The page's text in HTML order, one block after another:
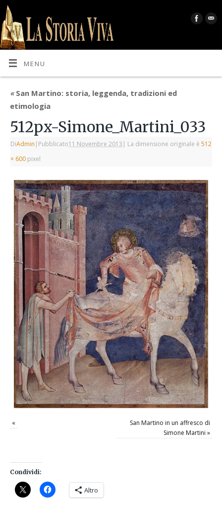
MENU
«San Martino: storia, leggenda, tradizioni ed
etimologia
512px-Simone_Martini_033
DiAdmin | Pubblicato11 Novembre 2013 | La dimensione originale è512
× 600 pixel
«
San Martino in un affresco di
Simone Martini »
Condividi:
Altro